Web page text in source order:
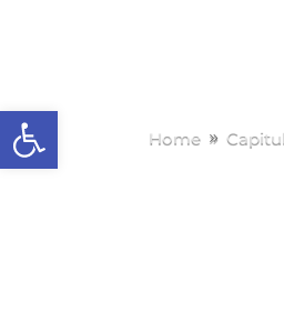
Abrir barra de herramientas
Home 9